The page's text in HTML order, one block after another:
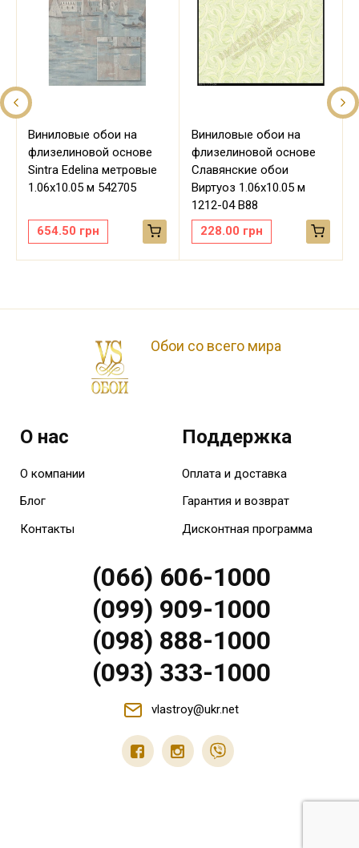
Виниловые обои на
флизелиновой основе
Sintra Edelina метровые
1.06х10.05 м 542705
654.50 грн
Виниловые обои на
флизелиновой основе
Славянские обои
Виртуоз 1.06х10.05 м
1212-04 В88
228.00 грн
Обои со всего мира
О нас
О компании
Блог
Контакты
Поддержка
Оплата и доставка
Гарантия и возврат
Дисконтная программа
(066) 606-1000
(099) 909-1000
(098) 888-1000
(093) 333-1000
vlastroy@ukr.net